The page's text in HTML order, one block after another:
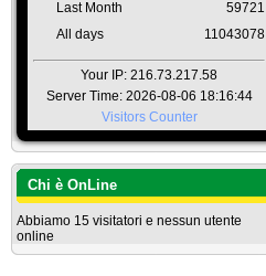
Last Month
All days
59721
11043078
Your IP: 216.73.217.58
Server Time: 2026-08-06 18:16:44
Visitors Counter
Chi è OnLine
Abbiamo 15 visitatori e nessun utente
online